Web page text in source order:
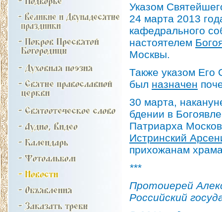
Указом
24 марта 2013
кафедрального
настоятелем
Москвы.
Также указом Его
был назначен
30 марта,
бдении в
Патриарха
Истринский
прихожанам
***
Протоиерей
Российский